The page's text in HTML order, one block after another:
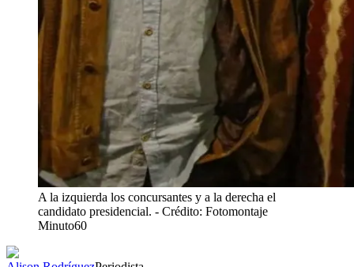
A la izquierda los concursantes y a la derecha el
candidato presidencial. - Crédito: Fotomontaje
Minuto60